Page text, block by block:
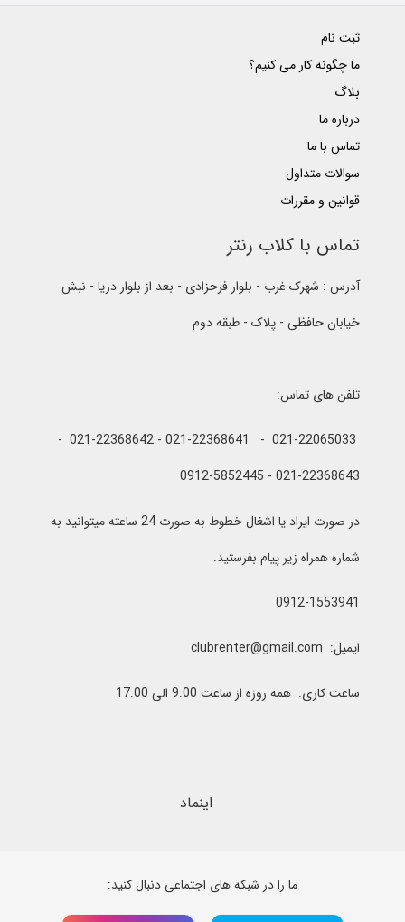
ثبت نام
ما چگونه کار می کنیم؟
بلاگ
درباره ما
تماس با ما
سوالات متداول
قوانین و مقررات
تماس با کلاب رنتر
آدرس : شهرک غرب - بلوار فرحزادی - بعد از بلوار دریا - نبش
خیابان حافظی - پلاک - طبقه دوم
تلفن های تماس:
021-22065033 - 021-22368641 - 021-22368642 -
021-22368643 - 0912-5852445
در صورت ایراد یا اشغال خطوط به صورت 24 ساعته میتوانید به
شماره همراه زیر پیام بفرستید.
0912-1553941
ایمیل: clubrenter@gmail.com
ساعت کاری: همه روزه از ساعت 9:00 الی 17:00
اینماد
ما را در شبکه های اجتماعی دنبال کنید: